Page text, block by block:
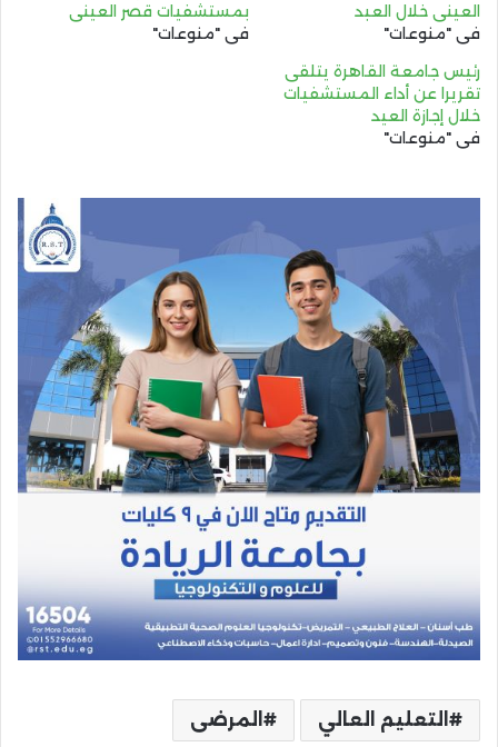
العيني خلال العبد
في "منوعات"
بمستشفيات قصر العيني
في "منوعات"
رئيس جامعة القاهرة يتلقى
تقريرا عن أداء المستشفيات
خلال إجازة العيد
في "منوعات"
التعليم العالي المرضى